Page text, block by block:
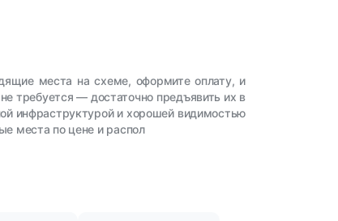
места на схеме, оформите оплату, и
требуется — достаточно предъявить их в
инфраструктурой и хорошей видимостью
места по цене и распол